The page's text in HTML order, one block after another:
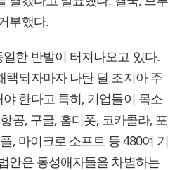
부했다.
한 반발이 터져나오고 있다.
택되자마자 나탄 딜 조지아 주
한다고 특히, 기업들이 목소
공, 구글, 홈디폿, 코카콜라, 포
, 마이크로 소프트 등 480여 기
안은 동성애자들을 차별하는